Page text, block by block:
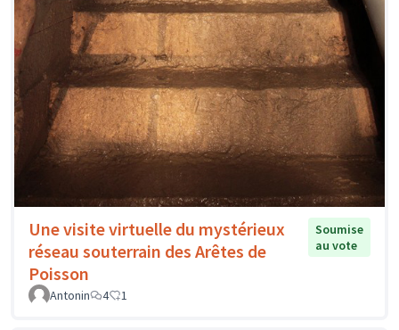
Une visite virtuelle du mystérieux
réseau souterrain des Arêtes de
Poisson
Soumise
au vote
Antonin 4 1